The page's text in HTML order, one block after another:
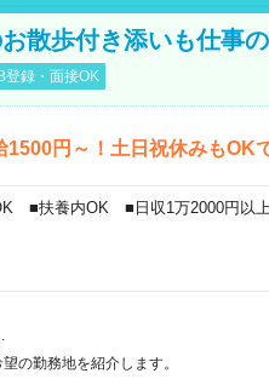
散歩付き添いも仕事
登録・面接OK
円～！土日祝休みもOKで
■扶養内OK ■日収1万2000円以上
の勤務地を紹介します。